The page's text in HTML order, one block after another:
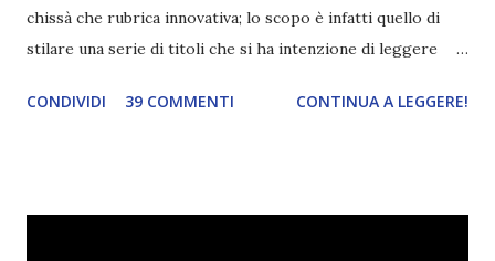
chissà che rubrica innovativa; lo scopo è infatti quello di
stilare una serie di titoli che si ha intenzione di leggere
una rubrica per tenere sotto controllo le reading
CONDIVIDI 39 COMMENTI CONTINUA A LEGGERE!